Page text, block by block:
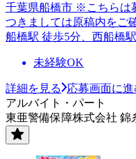
千葉県船橋市 ※こちらは
つきましては原稿内をご
船橋駅 徒歩5分、西船橋
未経験OK
詳細を見る
応募画面に進
アルバイト・パート
東亜警備保障株式会社 錦